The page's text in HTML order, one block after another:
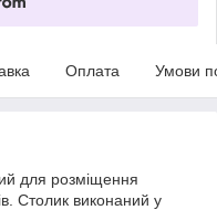
Оплата Умови
для розміщення
Столик виконаний у